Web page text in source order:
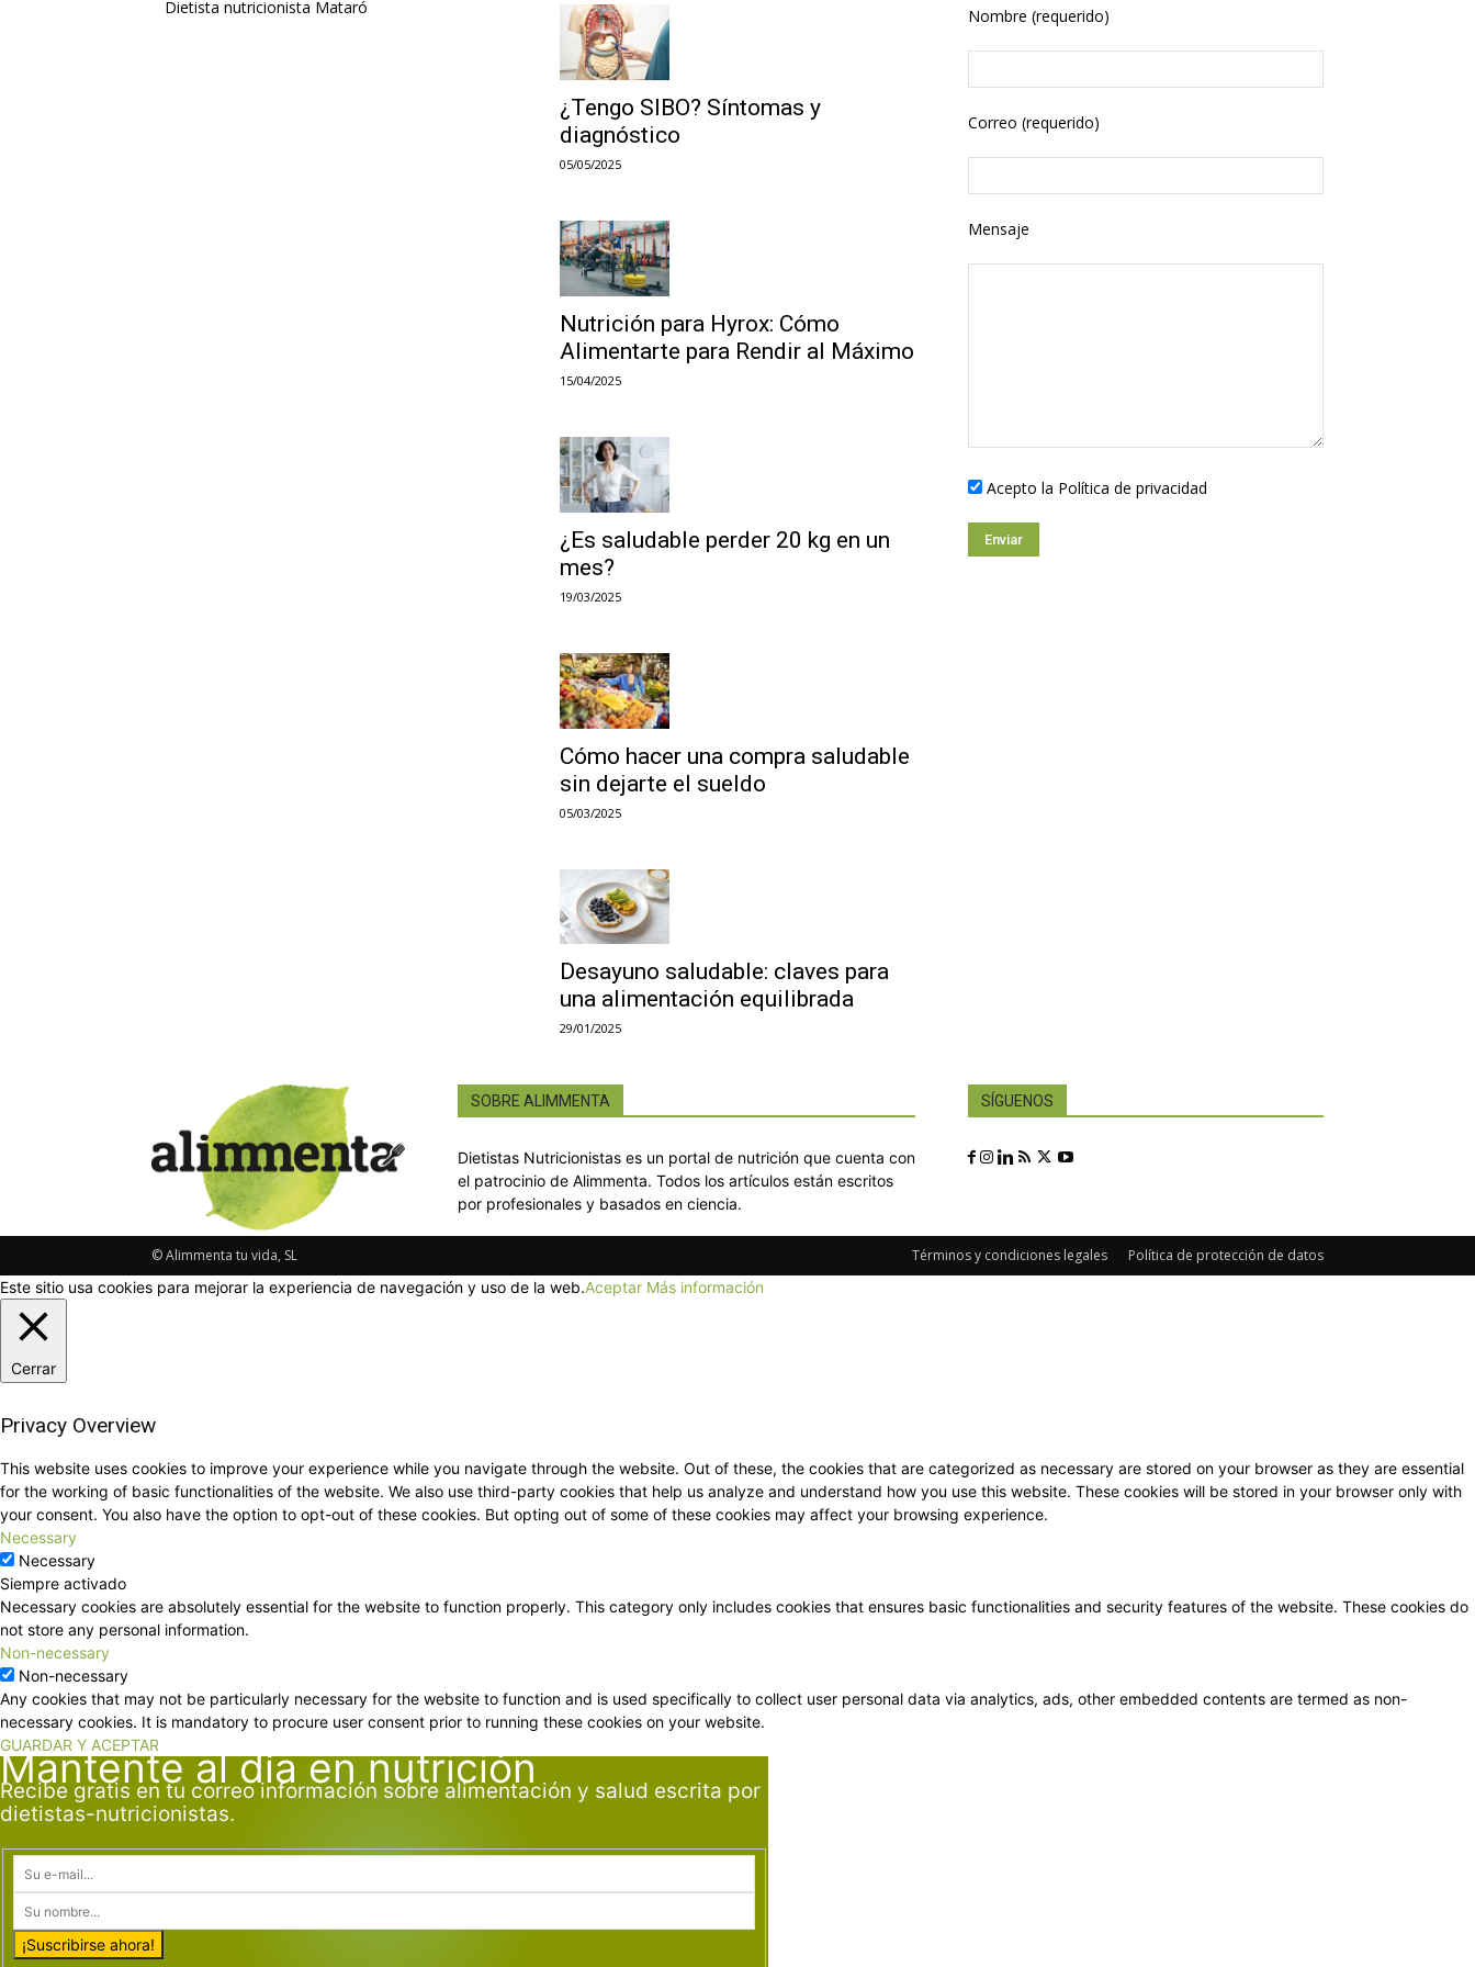
Dietista nutricionista Mataró
¿Tengo SIBO? Síntomas y
diagnóstico
05/05/2025
Nutrición para Hyrox: Cómo
Alimentarte para Rendir al Máximo
15/04/2025
¿Es saludable perder 20 kg en un
mes?
19/03/2025
Cómo hacer una compra saludable
sin dejarte el sueldo
05/03/2025
Desayuno saludable: claves para
una alimentación equilibrada
29/01/2025
Nombre (requerido)
Correo (requerido)
Mensaje
Acepto la Política de privacidad
SOBRE ALIMMENTA
Dietistas Nutricionistas es un portal de nutrición que cuenta con
el patrocinio de Alimmenta. Todos los artículos están escritos
por profesionales y basados en ciencia.
SÍGUENOS
Términos y condiciones legales Política de protección de datos
© Alimmenta tu vida, SL
Este sitio usa cookies para mejorar la experiencia de navegación y uso de la web.Aceptar Más información
Cerrar
Privacy Overview
This website uses cookies to improve your experience while you navigate through the website. Out of these, the cookies that are categorized as necessary are stored on your browser as they are essential
for the working of basic functionalities of the website. We also use third-party cookies that help us analyze and understand how you use this website. These cookies will be stored in your browser only with
your consent. You also have the option to opt-out of these cookies. But opting out of some of these cookies may affect your browsing experience.
Necessary
Necessary
Siempre activado
Necessary cookies are absolutely essential for the website to function properly. This category only includes cookies that ensures basic functionalities and security features of the website. These cookies do
not store any personal information.
Non-necessary
Non-necessary
Any cookies that may not be particularly necessary for the website to function and is used specifically to collect user personal data via analytics, ads, other embedded contents are termed as non-
necessary cookies. It is mandatory to procure user consent prior to running these cookies on your website.
GUARDAR Y ACEPTAR
Mantente al día en nutrición
Recibe gratis en tu correo información sobre alimentación y salud escrita por
dietistas-nutricionistas.
¡Suscribirse ahora!